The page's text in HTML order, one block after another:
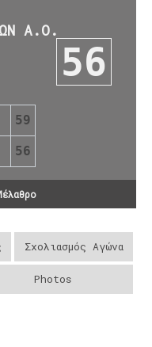
Α.Ο.
56
59
56
Σχολιασμός Αγώνα
Photos